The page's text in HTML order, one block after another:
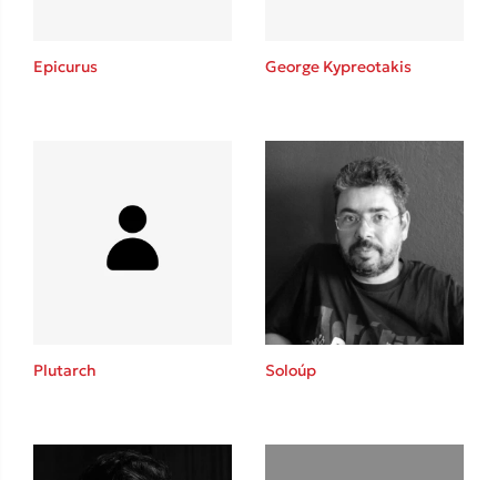
Το λεξικό της ζωής σου
Epicurus George Kypreotakis
Plutarch Soloúp